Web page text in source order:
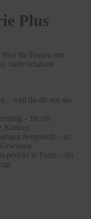
Plus
Plus für Frauen mit
mehr erfahren
– weil du dir nur das
– für ein
Kratzen
hergestellt – so
perfekt in Form – für